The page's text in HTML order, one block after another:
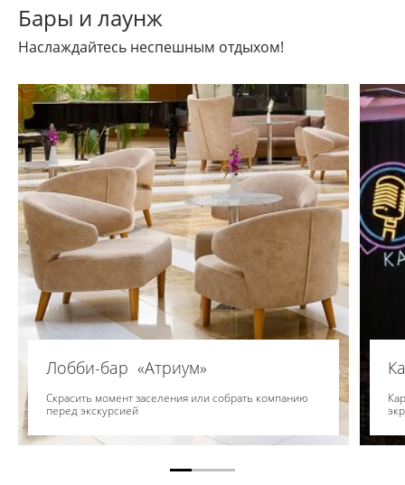
Бары и лаунж
Наслаждайтесь неспешным отдыхом!
Лобби-бар «Атриум»
Скрасить момент заселения или собрать компанию
перед экскурсией